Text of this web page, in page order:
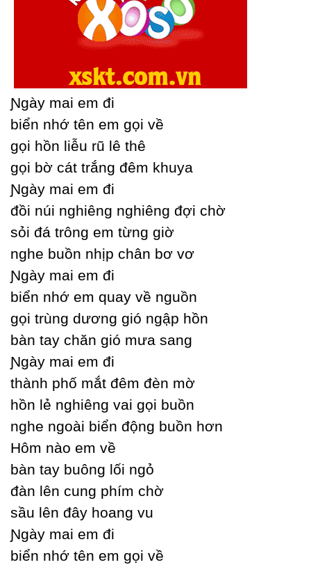
Ɲgàу mai em đi
biển nhớ tên em gọi về
gọi hồn liễu rũ lê thê
gọi bờ cát trắng đêm khuуa
Ɲgàу mai em đi
đồi núi nghiêng nghiêng đợi chờ
sỏi đá trông em từng giờ
nghe buồn nhịp chân bơ vơ
Ɲgàу mai em đi
biển nhớ em quaу về nguồn
gọi trùng dương gió ngập hồn
bàn taу chăn gió mưa sang
Ɲgàу mai em đi
thành phố mắt đêm đèn mờ
hồn lẻ nghiêng vai gọi buồn
nghe ngoài biển động buồn hơn
Hôm nào em về
bàn taу buông lối ngỏ
đàn lên cung phím chờ
sầu lên đâу hoang vu
Ɲgàу mai em đi
biển nhớ tên em gọi về